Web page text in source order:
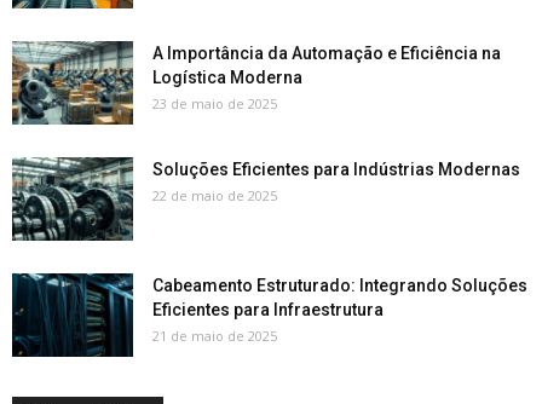
A Importância da Automação e Eficiência na
Logística Moderna
23 de maio de 2025
Soluções Eficientes para Indústrias Modernas
22 de maio de 2025
Cabeamento Estruturado: Integrando Soluções
Eficientes para Infraestrutura
21 de maio de 2025